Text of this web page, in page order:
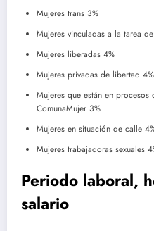
Mujeres trans 3%
Mujeres vinculadas a la tarea
Mujeres liberadas 4%
Mujeres privadas de libertad 4%
Mujeres que están en
ComunaMujer 3%
Mujeres en situación de calle
Mujeres trabajadoras sexuales
Periodo laboral,
salario